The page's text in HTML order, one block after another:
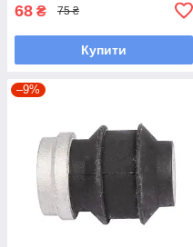
68 ₴ 75 ₴
Купити
–9%